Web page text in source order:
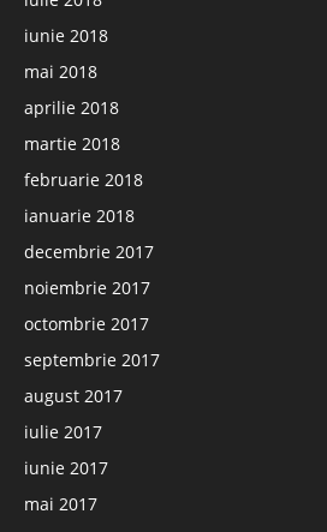
iunie 2018
mai 2018
aprilie 2018
martie 2018
februarie 2018
ianuarie 2018
decembrie 2017
noiembrie 2017
octombrie 2017
septembrie 2017
august 2017
iulie 2017
iunie 2017
mai 2017